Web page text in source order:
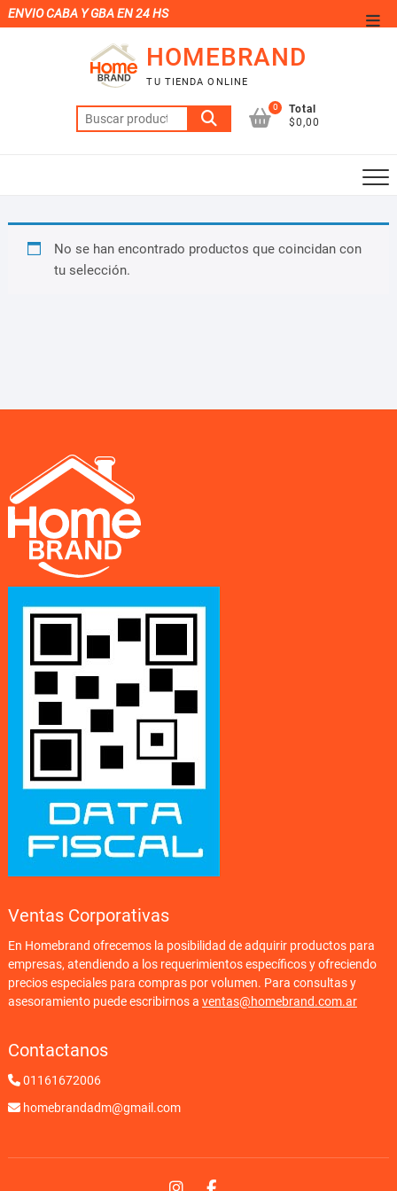
Saltar
al
ENVIO CABA Y GBA EN 24 HS
HOMEBRAND
TU TIENDA ONLINE
Buscar
por:
0
Total
$0,00
No se han encontrado productos que coincidan con
tu selección.
Ventas Corporativas
En Homebrand ofrecemos la posibilidad de adquirir productos para
empresas, atendiendo a los requerimientos específicos y ofreciendo
precios especiales para compras por volumen. Para consultas y
asesoramiento puede escribirnos a ventas@homebrand.com.ar
Contactanos
01161672006
homebrandadm@gmail.com
Instagram
Facebook